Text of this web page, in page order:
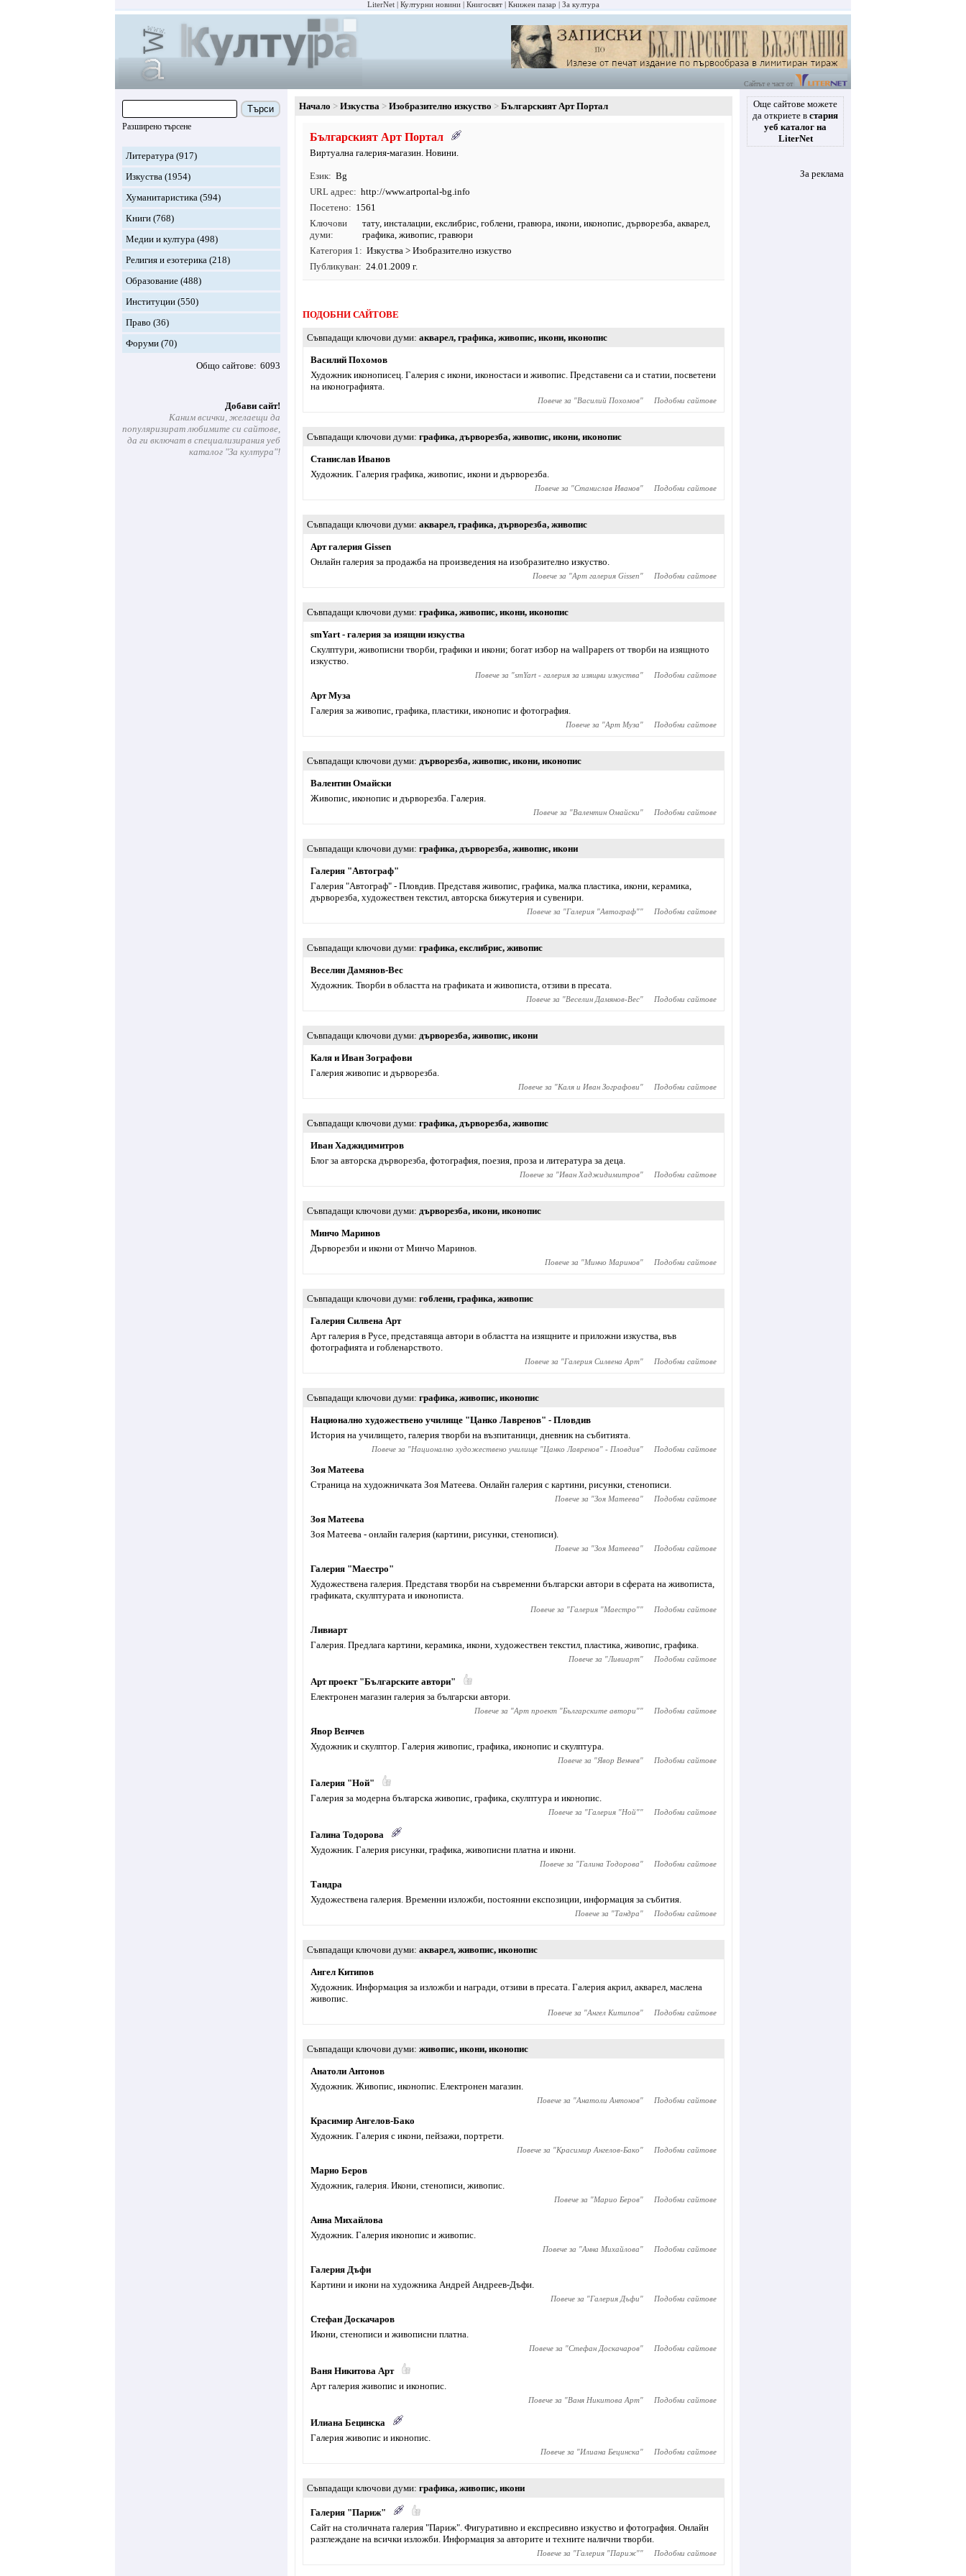
LiterNet Културни новини Книгосвят Книжен пазар За култура
Сайтът е част от
Търси
Разширено търсене
Литература (917)
Изкуства (1954)
Хуманитаристика (594)
Книги (768)
Медии и култура (498)
Религия и езотерика (218)
Образование (488)
Институции (550)
Право (36)
Форуми (70)
Общо сайтове 6093
Добави сайт!
Каним всички, желаещи да
популяризират любимите си сайтове,
да ги включат в специализирания уеб
каталог "За култура"!
Начало Изкуства Изобразително изкуство Българският Арт Портал
Българският Арт Портал
Виртуална галерия-магазин. Новини.
Език
Bg
URL адрес
http://www.artportal-bg.info
Посетено
1561
Ключови
думи
тату, инсталации, екслибрис, гоблени, гравюра, икони, иконопис, дърворезба, акварел,
графика, живопис, гравюри
Категория 1
Изкуства > Изобразително изкуство
Публикуван
24.01.2009 г.
ПОДОБНИ САЙТОВЕ
Съвпадащи ключови думи акварел, графика, живопис, икони, иконопис
Василий Похомов
Художник иконописец. Галерия с икони, иконостаси и живопис. Представени са и статии, посветени
на иконографията.
Повече за "Василий Похомов" Подобни сайтове
Съвпадащи ключови думи графика, дърворезба, живопис, икони, иконопис
Станислав Иванов
Художник. Галерия графика, живопис, икони и дърворезба.
Повече за "Станислав Иванов" Подобни сайтове
Съвпадащи ключови думи акварел, графика, дърворезба, живопис
Арт галерия Gissen
Онлайн галерия за продажба на произведения на изобразително изкуство.
Повече за "Арт галерия Gissen" Подобни сайтове
Съвпадащи ключови думи графика, живопис, икони, иконопис
smYart - галерия за изящни изкуства
Скулптури, живописни творби, графики и икони; богат избор на wallpapers от творби на изящното
изкуство.
Повече за "smYart - галерия за изящни изкуства" Подобни сайтове
Арт Муза
Галерия за живопис, графика, пластики, иконопис и фотография.
Повече за "Арт Муза" Подобни сайтове
Съвпадащи ключови думи дърворезба, живопис, икони, иконопис
Валентин Омайски
Живопис, иконопис и дърворезба. Галерия.
Повече за "Валентин Омайски" Подобни сайтове
Съвпадащи ключови думи графика, дърворезба, живопис, икони
Галерия "Автограф"
Галерия "Автограф" - Пловдив. Представя живопис, графика, малка пластика, икони, керамика,
дърворезба, художествен текстил, авторска бижутерия и сувенири.
Повече за "Галерия "Автограф"" Подобни сайтове
Съвпадащи ключови думи графика, екслибрис, живопис
Веселин Дамянов-Вес
Художник. Творби в областта на графиката и живописта, отзиви в пресата.
Повече за "Веселин Дамянов-Вес" Подобни сайтове
Съвпадащи ключови думи дърворезба, живопис, икони
Каля и Иван Зографови
Галерия живопис и дърворезба.
Повече за "Каля и Иван Зографови" Подобни сайтове
Съвпадащи ключови думи графика, дърворезба, живопис
Иван Хаджидимитров
Блог за авторска дърворезба, фотография, поезия, проза и литература за деца.
Повече за "Иван Хаджидимитров" Подобни сайтове
Съвпадащи ключови думи дърворезба, икони, иконопис
Минчо Маринов
Дърворезби и икони от Минчо Маринов.
Повече за "Минчо Маринов" Подобни сайтове
Съвпадащи ключови думи гоблени, графика, живопис
Галерия Силвена Арт
Арт галерия в Русе, представяща автори в областта на изящните и приложни изкуства, във
фотографията и гобленарството.
Повече за "Галерия Силвена Арт" Подобни сайтове
Съвпадащи ключови думи графика, живопис, иконопис
Национално художествено училище "Цанко Лавренов" - Пловдив
История на училището, галерия творби на възпитаници, дневник на събитията.
Повече за "Национално художествено училище "Цанко Лавренов" - Пловдив" Подобни сайтове
Зоя Матеева
Страница на художничката Зоя Матеева. Онлайн галерия с картини, рисунки, стенописи.
Повече за "Зоя Матеева" Подобни сайтове
Зоя Матеева
Зоя Матеева - онлайн галерия (картини, рисунки, стенописи).
Повече за "Зоя Матеева" Подобни сайтове
Галерия "Маестро"
Художествена галерия. Представя творби на съвременни български автори в сферата на живописта,
графиката, скулптурата и иконописта.
Повече за "Галерия "Маестро"" Подобни сайтове
Ливиарт
Галерия. Предлага картини, керамика, икони, художествен текстил, пластика, живопис, графика.
Повече за "Ливиарт" Подобни сайтове
Арт проект "Българските автори"
Електронен магазин галерия за български автори.
Повече за "Арт проект "Българските автори"" Подобни сайтове
Явор Венчев
Художник и скулптор. Галерия живопис, графика, иконопис и скулптура.
Повече за "Явор Венчев" Подобни сайтове
Галерия "Ной"
Галерия за модерна българска живопис, графика, скулптура и иконопис.
Повече за "Галерия "Ной"" Подобни сайтове
Галина Тодорова
Художник. Галерия рисунки, графика, живописни платна и икони.
Повече за "Галина Тодорова" Подобни сайтове
Тандра
Художествена галерия. Временни изложби, постоянни експозиции, информация за събития.
Повече за "Тандра" Подобни сайтове
Съвпадащи ключови думи акварел, живопис, иконопис
Ангел Китипов
Художник. Информация за изложби и награди, отзиви в пресата. Галерия акрил, акварел, маслена
живопис.
Повече за "Ангел Китипов" Подобни сайтове
Съвпадащи ключови думи живопис, икони, иконопис
Анатоли Антонов
Художник. Живопис, иконопис. Електронен магазин.
Повече за "Анатоли Антонов" Подобни сайтове
Красимир Ангелов-Бако
Художник. Галерия с икони, пейзажи, портрети.
Повече за "Красимир Ангелов-Бако" Подобни сайтове
Марио Беров
Художник, галерия. Икони, стенописи, живопис.
Повече за "Марио Беров" Подобни сайтове
Анна Михайлова
Художник. Галерия иконопис и живопис.
Повече за "Анна Михайлова" Подобни сайтове
Галерия Дъфи
Картини и икони на художника Андрей Андреев-Дъфи.
Повече за "Галерия Дъфи" Подобни сайтове
Стефан Доскачаров
Икони, стенописи и живописни платна.
Повече за "Стефан Доскачаров" Подобни сайтове
Ваня Никитова Арт
Арт галерия живопис и иконопис.
Повече за "Ваня Никитова Арт" Подобни сайтове
Илиана Бецинска
Галерия живопис и иконопис.
Повече за "Илиана Бецинска" Подобни сайтове
Съвпадащи ключови думи графика, живопис, икони
Галерия "Париж"
Сайт на столичната галерия "Париж". Фигуративно и експресивно изкуство и фотография. Онлайн
разглеждане на всички изложби. Информация за авторите и техните налични творби.
Повече за "Галерия "Париж"" Подобни сайтове
Още сайтове можете
да откриете в стария
уеб каталог на
LiterNet
За реклама